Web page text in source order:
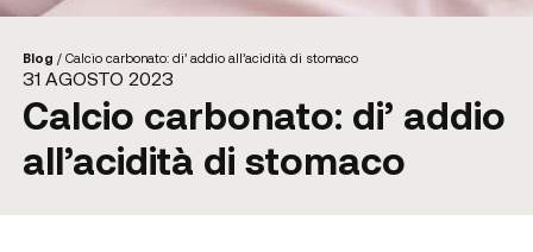
Blog / Calcio carbonato: di’ addio all’acidità di stomaco
31 AGOSTO 2023
Calcio carbonato: di’ addio
all’acidità di stomaco